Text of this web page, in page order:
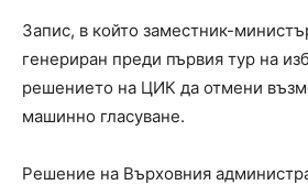
Запис, в който заместник-
генериран преди първия тур на
решението на ЦИК да отмени
машинно гласуване.
Решение на Върховния